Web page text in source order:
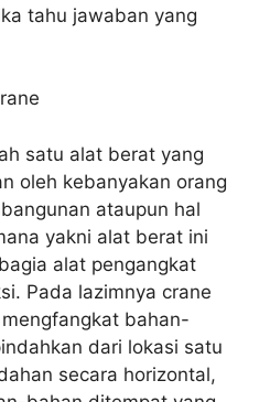
tahu jawaban yang
satu alat berat yang
oleh kebanyakan orang
ataupun hal
yakni alat berat ini
alat pengangkat
Pada lazimnya crane
bahan-
dari lokasi satu
secara horizontal,